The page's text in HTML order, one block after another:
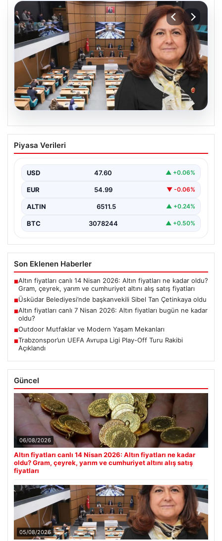
Üsküdar Belediyesi’nde başkanvekili
Sibel Tan Çetinkaya oldu
Piyasa Verileri
USD 47.60 ▲ +0.06%
EUR 54.99 ▼ -0.06%
ALTIN 6511.5 ▲ +0.24%
BTC 3078244 ▲ +0.50%
Son Eklenen Haberler
■Altın fiyatları canlı 14 Nisan 2026: Altın fiyatları ne kadar oldu?
Gram, çeyrek, yarım ve cumhuriyet altını alış satış fiyatları
■Üsküdar Belediyesi’nde başkanvekili Sibel Tan Çetinkaya oldu
■Altın fiyatları canlı 7 Nisan 2026: Altın fiyatları bugün ne kadar
oldu?
■Outdoor Mutfaklar ve Modern Yaşam Mekanları
■Trabzonspor’un UEFA Avrupa Ligi Play-Off Turu Rakibi
Açıklandı
Güncel
06/08/2026
Altın fiyatları canlı 14 Nisan 2026: Altın fiyatları ne kadar
oldu? Gram, çeyrek, yarım ve cumhuriyet altını alış satış
fiyatları
05/08/2026